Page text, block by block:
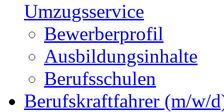
Umzugsservice
Bewerberprofil
Ausbildungsinhalte
Berufsschulen
Berufskraftfahrer (m/w/